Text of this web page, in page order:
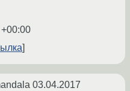
03.04.2017